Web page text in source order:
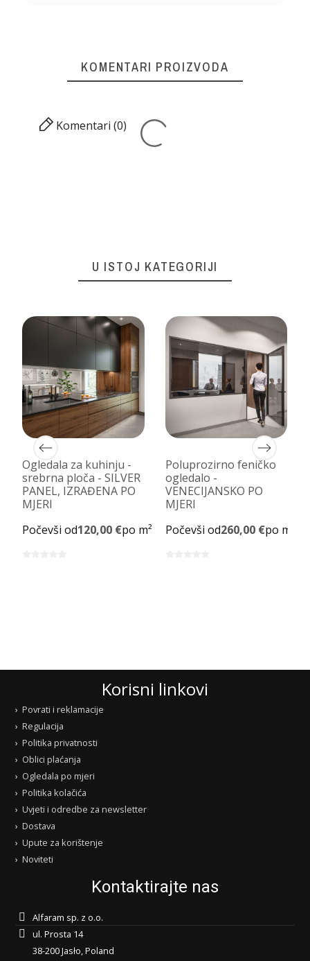
KOMENTARI PROIZVODA
Komentari (0)
U ISTOJ KATEGORIJI
Ogledala za kuhinju -
srebrna ploča - SILVER
PANEL, IZRAĐENA PO
MJERI
Počevši od120,00 €po m²
Poluprozirno feničko
ogledalo -
VENECIJANSKO PO
MJERI
Počevši od260,00 €po m²
Korisni linkovi
Povrati i reklamacije
Regulacija
Politika privatnosti
Oblici plaćanja
Ogledala po mjeri
Politika kolačića
Uvjeti i odredbe za newsletter
Dostava
Upute za korištenje
Noviteti
Kontaktirajte nas
Alfaram sp. z o.o.
ul. Prosta 14
38-200 Jasło, Poland